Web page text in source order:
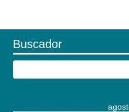
Buscador